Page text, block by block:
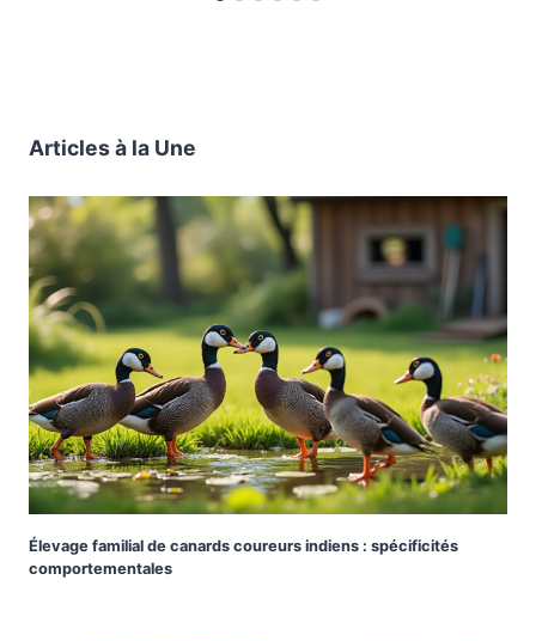
Articles à la Une
Élevage familial de canards coureurs indiens : spécificités
comportementales